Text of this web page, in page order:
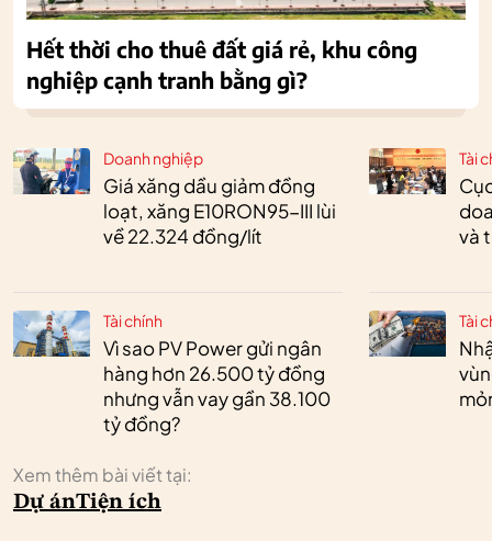
Doanh nghiệp
Giá xăng dầu giảm đồng
loạt, xăng E10RON95-III lùi
về 22.324 đồng/lít
Tài chính
Vì sao PV Power gửi ngân
hàng hơn 26.500 tỷ đồng
nhưng vẫn vay gần 38.100
tỷ đồng?
Tài
và
Tài
Xem thêm bài viết tại:
Dự ánTiện ích
Hết thời cho thuê đất giá rẻ, khu công
nghiệp cạnh tranh bằng gì?